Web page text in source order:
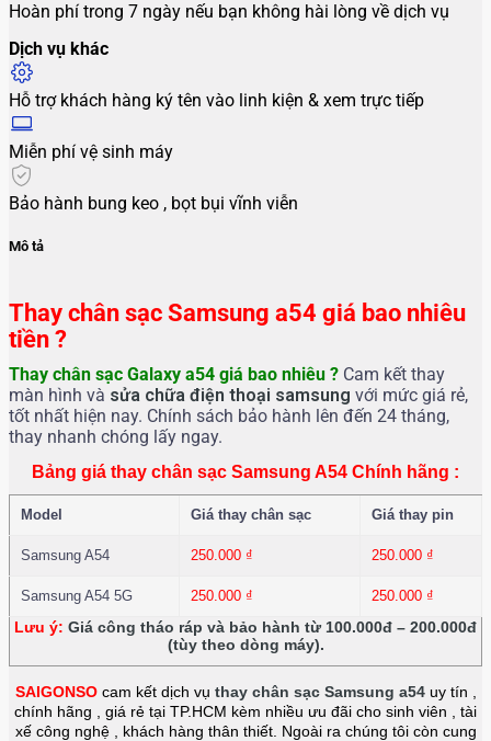
Hoàn phí trong 7 ngày nếu bạn không hài lòng về dịch vụ
Dịch vụ khác
Hỗ trợ khách hàng ký tên vào linh kiện & xem trực tiếp
Miễn phí vệ sinh máy
Bảo hành bung keo , bọt bụi vĩnh viễn
Mô tả
Thay chân sạc Samsung a54 giá bao nhiêu
tiền ?
Thay chân sạc Galaxy a54 giá bao nhiêu ? Cam kết thay
màn hình và sửa chữa điện thoại samsung với mức giá rẻ,
tốt nhất hiện nay. Chính sách bảo hành lên đến 24 tháng,
thay nhanh chóng lấy ngay.
Bảng giá thay chân sạc Samsung A54 Chính hãng :
Model Giá thay chân sạc Giá thay pin
Samsung A54 250.000 ₫ 250.000 ₫
Samsung A54 5G 250.000 ₫ 250.000 ₫
Lưu ý: Giá công tháo ráp và bảo hành từ 100.000đ – 200.000đ
(tùy theo dòng máy).
SAIGONSO cam kết dịch vụ thay chân sạc Samsung a54 uy tín ,
chính hãng , giá rẻ tại TP.HCM kèm nhiều ưu đãi cho sinh viên , tài
xế công nghệ , khách hàng thân thiết. Ngoài ra chúng tôi còn cung